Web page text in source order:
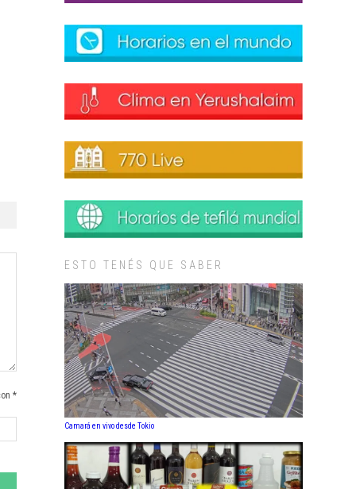
*
ESTO TENÉS QUE SABER
Camará en vivo desde Tokio